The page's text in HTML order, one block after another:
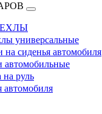
универсальные
на сиденья автомобиля
автомобильные
на руль
автомобиля